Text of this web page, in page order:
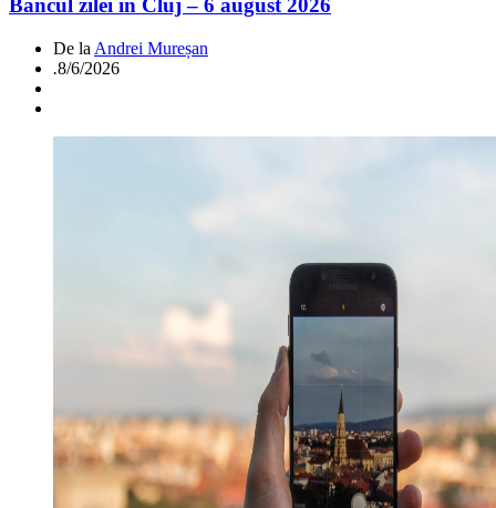
Bancul zilei în Cluj – 6 august 2026
De la Andrei Mureșan
.8/6/2026